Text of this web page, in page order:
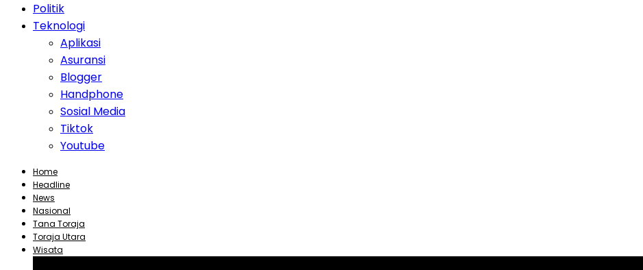
Politik
Teknologi
Aplikasi
Asuransi
Blogger
Handphone
Sosial Media
Tiktok
Youtube
Home
Headline
News
Nasional
Tana Toraja
Toraja Utara
Wisata